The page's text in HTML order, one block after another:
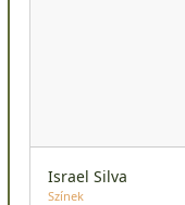
Israel Silva
Színek